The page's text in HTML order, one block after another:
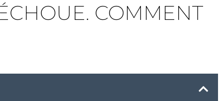
COMMENT